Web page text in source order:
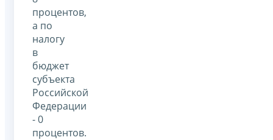
процентов,
а по
налогу
в
бюджет
субъекта
Российской
Федерации
- 0
процентов.